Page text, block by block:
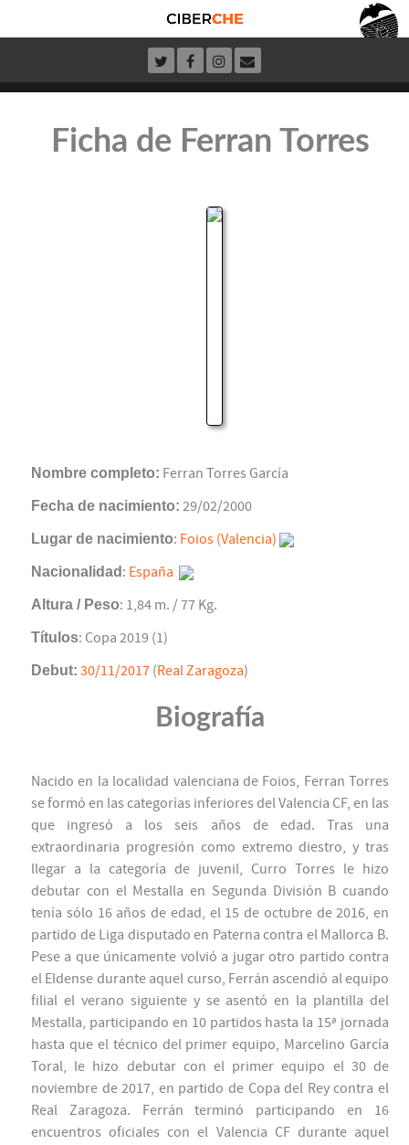
Ficha de Ferran Torres
Nombre completo: Ferran Torres García
Fecha de nacimiento: 29/02/2000
Lugar de nacimiento: Foios (Valencia)
Nacionalidad : España
Altura / Peso: 1,84 m. / 77 Kg.
Títulos: Copa 2019 (1)
Debut: 30/11/2017 (Real Zaragoza)
Biografía
Nacido en la localidad valenciana de Foios, Ferran Torres
se formó en las categorías inferiores del Valencia CF, en las
que ingresó a los seis años de edad. Tras una
extraordinaria progresión como extremo diestro, y tras
llegar a la categoría de juvenil, Curro Torres le hizo
debutar con el Mestalla en Segunda División B cuando
tenía sólo 16 años de edad, el 15 de octubre de 2016, en
partido de Liga disputado en Paterna contra el Mallorca B.
Pese a que únicamente volvió a jugar otro partido contra
el Eldense durante aquel curso, Ferrán ascendió al equipo
filial el verano siguiente y se asentó en la plantilla del
Mestalla, participando en 10 partidos hasta la 15ª jornada
hasta que el técnico del primer equipo, Marcelino García
Toral, le hizo debutar con el primer equipo el 30 de
noviembre de 2017, en partido de Copa del Rey contra el
Real Zaragoza. Ferrán terminó participando en 16
encuentros oficiales con el Valencia CF durante aquel